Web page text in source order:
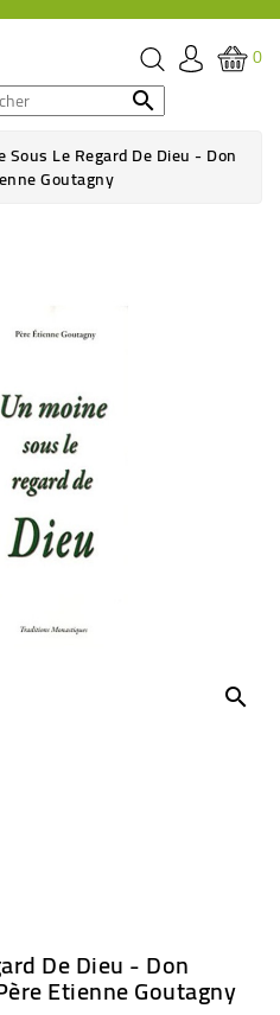
0

Sous Le Regard De Dieu - Don
Goutagny
search
De Dieu - Don
Etienne Goutagny